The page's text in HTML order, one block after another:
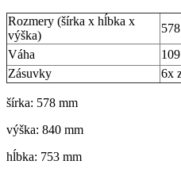
Rozmery (šírka x hĺbka x
výška)
Váha
Zásuvky
6x
šírka: 578 mm
výška: 840 mm
hĺbka: 753 mm